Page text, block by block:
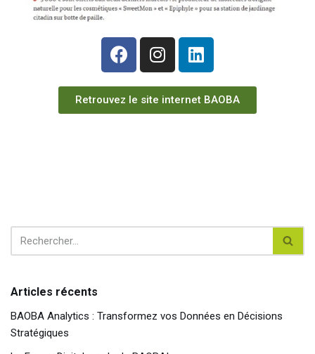
Retrouvez le site internet BAOBA
Articles récents
BAOBA Analytics : Transformez vos Données en Décisions
Stratégiques